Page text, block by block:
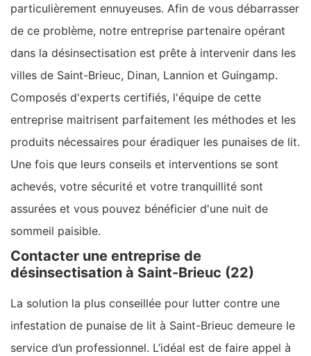
particulièrement ennuyeuses. Afin de vous débarrasser
de ce problème, notre entreprise partenaire opérant
dans la désinsectisation est prête à intervenir dans les
villes de Saint-Brieuc, Dinan, Lannion et Guingamp.
Composés d'experts certifiés, l'équipe de cette
entreprise maitrisent parfaitement les méthodes et les
produits nécessaires pour éradiquer les punaises de lit.
Une fois que leurs conseils et interventions se sont
achevés, votre sécurité et votre tranquillité sont
assurées et vous pouvez bénéficier d'une nuit de
sommeil paisible.
Contacter une entreprise de
désinsectisation à Saint-Brieuc (22)
La solution la plus conseillée pour lutter contre une
infestation de punaise de lit à Saint-Brieuc demeure le
service d’un professionnel. L’idéal est de faire appel à